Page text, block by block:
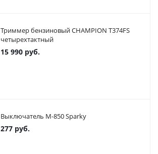
Триммер бензиновый CHAMPION T374FS
четырехтактный
15 990 руб.
Выключатель М-850 Sparky
277 руб.